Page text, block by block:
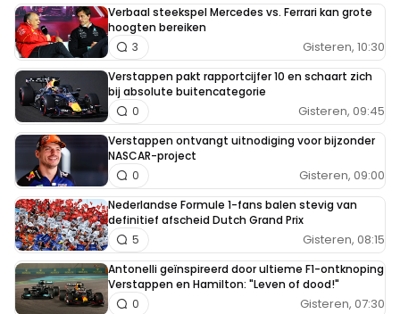
Verbaal steekspel Mercedes vs. Ferrari kan grote
hoogten bereiken
Gisteren, 10:30
3
Verstappen pakt rapportcijfer 10 en schaart zich
bij absolute buitencategorie
Gisteren, 09:45
0
Verstappen ontvangt uitnodiging voor bijzonder
NASCAR-project
Gisteren, 09:00
0
Nederlandse Formule 1-fans balen stevig van
definitief afscheid Dutch Grand Prix
Gisteren, 08:15
5
Antonelli geïnspireerd door ultieme F1-ontknoping
Verstappen en Hamilton: "Leven of dood!"
Gisteren, 07:30
0